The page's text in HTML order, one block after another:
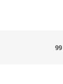
99